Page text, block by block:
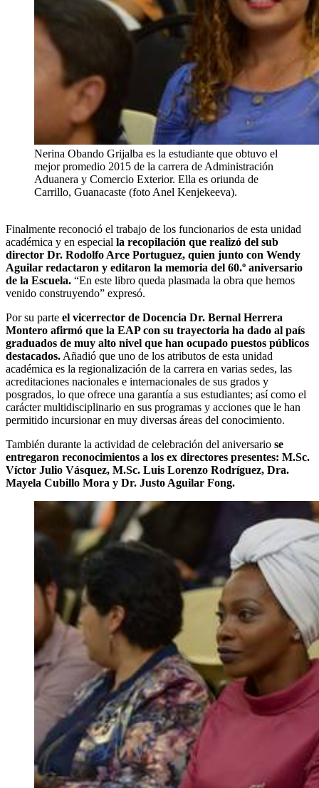
Nerina Obando Grijalba es la estudiante que obtuvo el
mejor promedio 2015 de la carrera de Administración
Aduanera y Comercio Exterior. Ella es oriunda de
Carrillo, Guanacaste (foto Anel Kenjekeeva).
Finalmente reconoció el trabajo de los funcionarios de esta unidad
académica y en especial la recopilación que realizó del sub
director Dr. Rodolfo Arce Portuguez, quien junto con Wendy
Aguilar redactaron y editaron la memoria del 60.º aniversario
de la Escuela. “En este libro queda plasmada la obra que hemos
venido construyendo” expresó.
Por su parte el vicerrector de Docencia Dr. Bernal Herrera
Montero afirmó que la EAP con su trayectoria ha dado al país
graduados de muy alto nivel que han ocupado puestos públicos
destacados. Añadió que uno de los atributos de esta unidad
académica es la regionalización de la carrera en varias sedes, las
acreditaciones nacionales e internacionales de sus grados y
posgrados, lo que ofrece una garantía a sus estudiantes; así como el
carácter multidisciplinario en sus programas y acciones que le han
permitido incursionar en muy diversas áreas del conocimiento.
También durante la actividad de celebración del aniversario se
entregaron reconocimientos a los ex directores presentes: M.Sc.
Víctor Julio Vásquez, M.Sc. Luis Lorenzo Rodríguez, Dra.
Mayela Cubillo Mora y Dr. Justo Aguilar Fong.